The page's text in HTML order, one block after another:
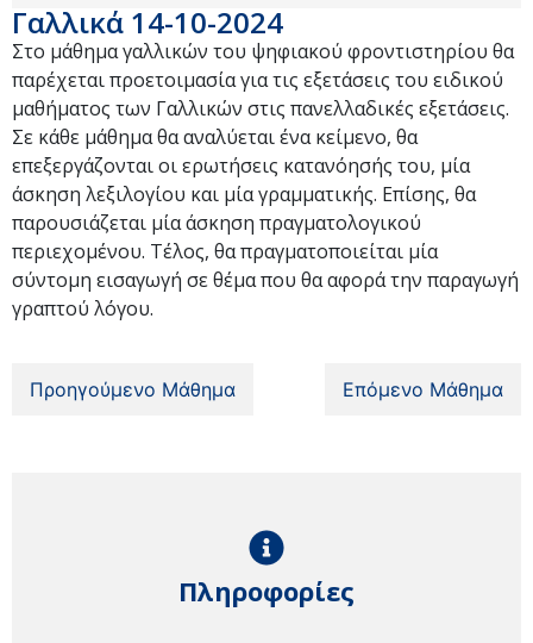
Γαλλικά 14-10-2024
Στο μάθημα γαλλικών του ψηφιακού φροντιστηρίου θα
παρέχεται προετοιμασία για τις εξετάσεις του ειδικού
μαθήματος των Γαλλικών στις πανελλαδικές εξετάσεις.
Σε κάθε μάθημα θα αναλύεται ένα κείμενο, θα
επεξεργάζονται οι ερωτήσεις κατανόησής του, μία
άσκηση λεξιλογίου και μία γραμματικής. Επίσης, θα
παρουσιάζεται μία άσκηση πραγματολογικού
περιεχομένου. Τέλος, θα πραγματοποιείται μία
σύντομη εισαγωγή σε θέμα που θα αφορά την παραγωγή
γραπτού λόγου.
Προηγούμενο Μάθημα Επόμενο Μάθημα
Πληροφορίες